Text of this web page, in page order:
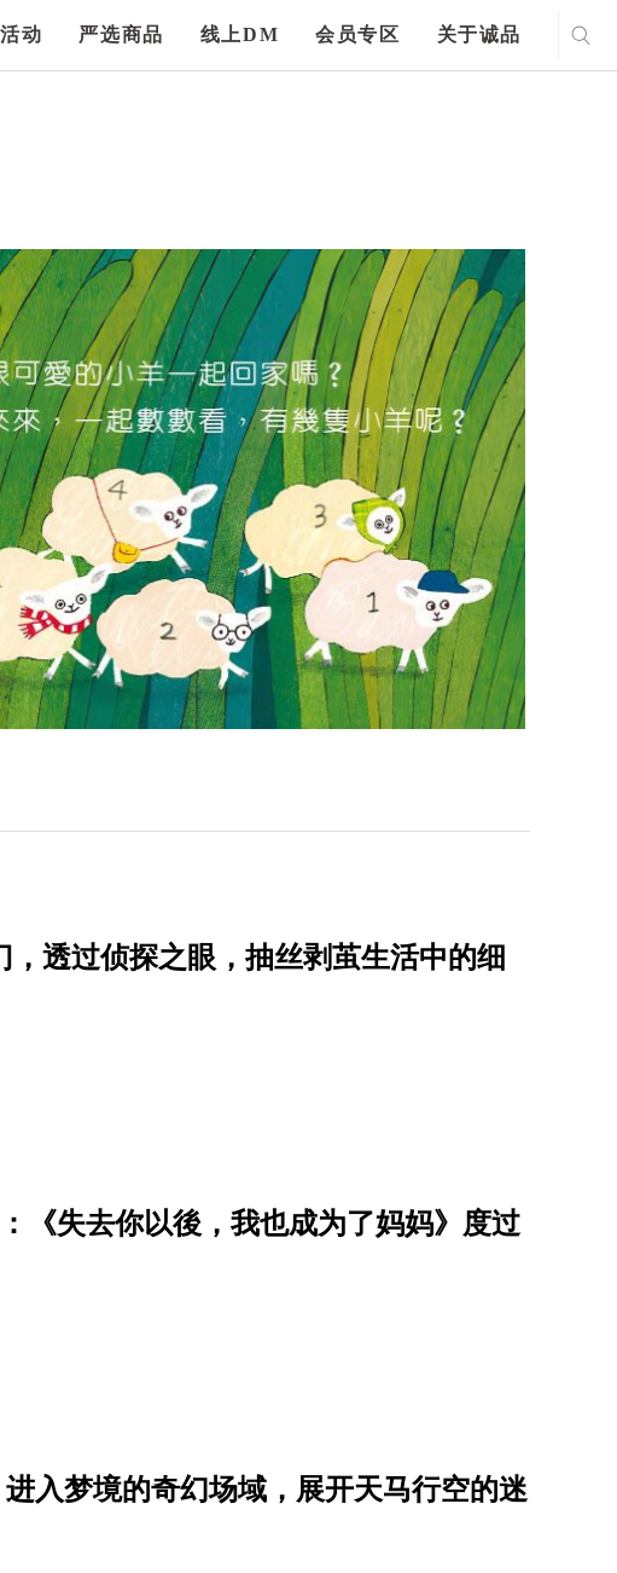
动 严选商品 线上DM 会员专区 关于诚品
透过侦探之眼，抽丝剥茧生活中的细
《失去你以後，我也成为了妈妈》度过
入梦境的奇幻场域，展开天马行空的迷